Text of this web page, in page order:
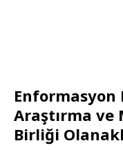
Enformasyon
Araştırma ve
Birliği